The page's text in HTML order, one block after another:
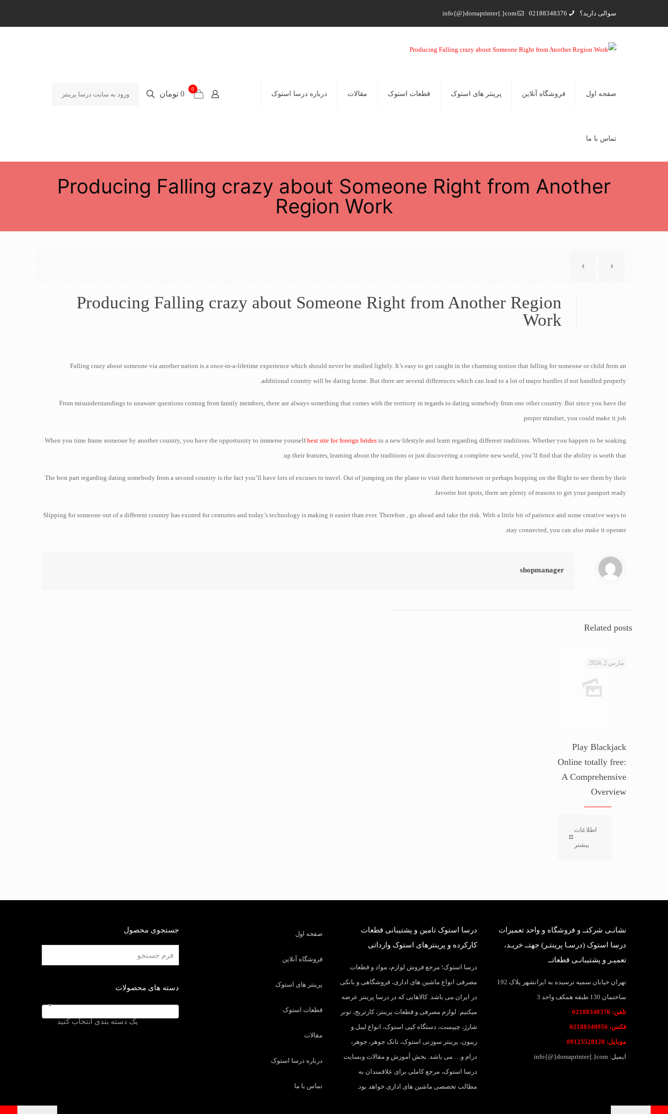
سوالی دارید؟ 02188348376
info{@}dorsaprinter{.}com
صفحه اول فروشگاه آنلاین پرینتر های استوک قطعات استوک مقالات درباره درسا استوک
تماس با ما
0
0 تومان ورود به سایت درسا پرینتر
Producing Falling crazy about Someone Right from Another
Region Work
Producing Falling crazy about Someone Right from Another Region
Work
Falling crazy about someone via another nation is a once-in-a-lifetime experience which should never be studied lightly. It’s easy to get caught in the charming notion that falling for someone or child from an
additional country will be dating home. But there are several differences which can lead to a lot of major hurdles if not handled properly.
From misunderstandings to unaware questions coming from family members, there are always something that comes with the territory in regards to dating somebody from one other country. But since you have the
proper mindset, you could make it job.
When you time frame someone by another country, you have the opportunity to immerse yourselfbest site for foreign brides in a new lifestyle and learn regarding different traditions. Whether you happen to be soaking
up their features, learning about the traditions or just discovering a complete new world, you’ll find that the ability is worth that.
The best part regarding dating somebody from a second country is the fact you’ll have lots of excuses to travel. Out of jumping on the plane to visit their hometown or perhaps hopping on the flight to see them by their
favorite hot spots, there are plenty of reasons to get your passport ready.
Slipping for someone out of a different country has existed for centuries and today’s technology is making it easier than ever. Therefore , go ahead and take the risk. With a little bit of patience and some creative ways to
stay connected, you can also make it operate.
shopmanager
Related posts
مارس 2, 2024
Play Blackjack
Online totally free:
A Comprehensive
Overview
اطلاعات
بیشتر
نشانـی شرکتــ و فروشگاه و واحد تعمیرات
درسا استوک (درسـا پرینتـر) جهتــ خریـد،
تعمیـر و پشتیبانـی قطعاتــ
تهران خیابان سمیه نرسیده به ایرانشهر پلاک 192
ساختمان 130 طبقه همکف واحد 3
تلفن: 02188348376
فکس: 02188340956
موبایل: 09125528128
ایمیل: info{@}dorsaprinter{.}com
درسا استوک تامین و پشتیبانی قطعات
کارکرده و پرینترهای استوک وارداتی
درسا استوک؛ مرجع فروش لوازم، مواد و قطعات
مصرفی انواع ماشین های اداری، فروشگاهی و بانکی
در ایران می باشد. کالاهایی که در درسا پرینتر عرضه
میکنیم: لوازم مصرفی و قطعات پرینتر، کارتریج، تونر
شارژ، چیپست، دستگاه کپی استوک، انواع لیبل و
ریبون، پرینتر سوزنی استوک، تانک جوهر، جوهر،
درام و… می باشد. بخش آموزش و مقالات وبسایت
درسا استوک، مرجع کاملی برای علاقمندان به
مطالب تخصصی ماشین های اداری خواهد بود.
صفحه اول
فروشگاه آنلاین
پرینتر های استوک
قطعات استوک
مقالات
درباره درسا استوک
تماس با ما
جستجوی محصول
دسته های محصولات
یک دسته بندی انتخاب کنید